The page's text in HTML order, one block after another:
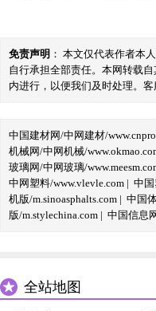
免责声明 ： 本文仅代表作者本
自行承担全部责任。本网转载
内进行，以便我们及时处理。客
中国建材网/中网建材/
机械网/中网机械/
玻璃网/中网玻璃/
中网塑料/www.vlevle.com | 中
机版/m.sinoasphalts.com | 中国
版/m.stylechina.com | 中国信息
全站地图